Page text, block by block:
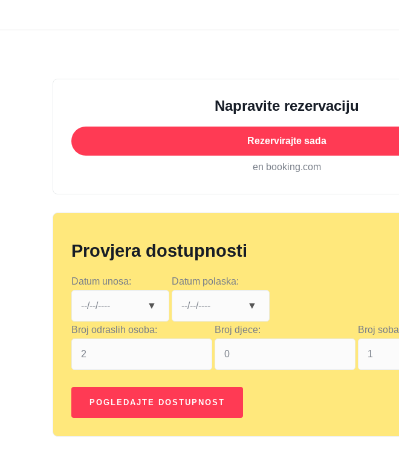
Napravite rezervaciju
Rezervirajte sada
en booking.com
Provjera dostupnosti
Datum unosa: Datum polaska:
Broj odraslih osoba: Broj djece: Broj